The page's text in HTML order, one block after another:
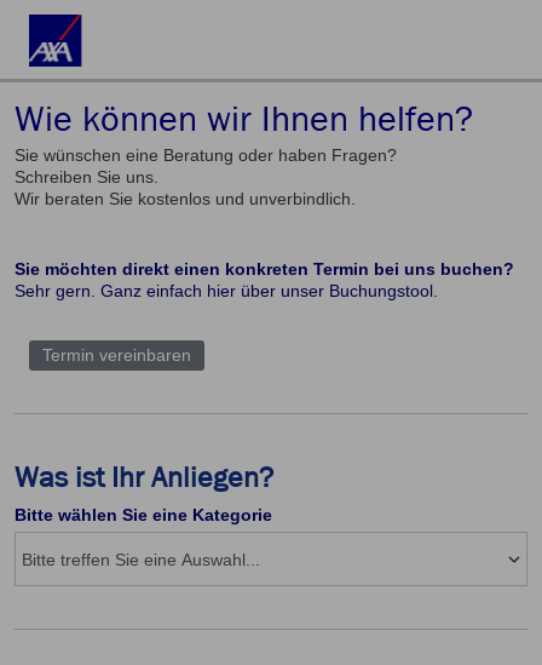
Wie können wir Ihnen helfen?
Sie wünschen eine Beratung oder haben Fragen?
Schreiben Sie uns.
Wir beraten Sie kostenlos und unverbindlich.
Sie möchten direkt einen konkreten Termin bei uns buchen?
Sehr gern. Ganz einfach hier über unser Buchungstool.
Termin vereinbaren
Was ist Ihr Anliegen?
Bitte wählen Sie eine Kategorie